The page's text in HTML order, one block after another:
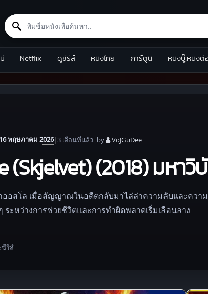
Search for:
Netflix ดูซีรีส์ หนังไทย การ์ตูน หนังบู๊,หนังต่
16 พฤษภาคม 2026|3 เดือนที่แล้ว| by VoJGuDee
(Skjelvet) (2018) มหา
ออสโล เมื่อสัญญาณในอดีตกลับมาไล่ล่าความลับและควา
ระหว่างการช่วยชีวิตและการทำผิดพลาดเริ่มเลือนลาง
รีส์